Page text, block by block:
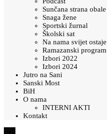
Sunčana strana obale
Snaga žene
Sportski žurnal
Školski sat
Na nama svijet ostaje
Ramazanski program
Izbori 2022
Izbori 2024
Jutro na Sani
Sanski Most
BiH
O nama
INTERNI AKTI
Kontakt